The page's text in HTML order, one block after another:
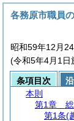
各務原市職員
昭和59年12月
(令和5年4月1日
条項目次
本則
第1章
第1条(